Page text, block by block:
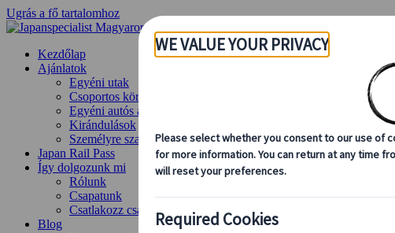
Ugrás a fő tartalomhoz
Kezdőlap
Ajánlatok
Egyéni utak
Csoportos körutazások
Egyéni autós ajánlatok
Kirándulások
Személyre szabott csoportos utazások
Japan Rail Pass
Így dolgozunk mi
Rólunk
Csapatunk
Csatlakozz csapatunkhoz
Blog